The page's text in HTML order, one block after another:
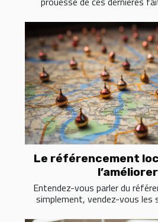
Le référencement
Entendez-vous parler du
simplement, vendez-vous les